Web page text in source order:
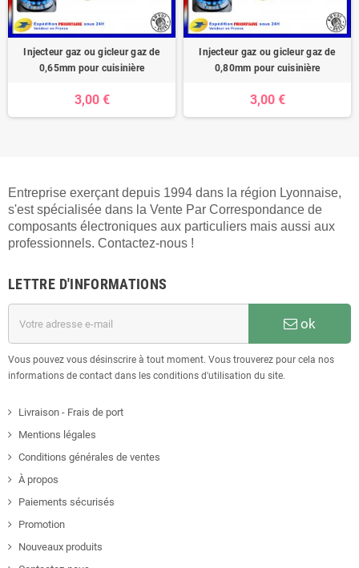
Injecteur gaz ou gicleur gaz de
0,65mm pour cuisinière
3,00 €
Injecteur gaz ou gicleur gaz de
0,80mm pour cuisinière
3,00 €
Entreprise exerçant depuis 1994 dans la région Lyonnaise,
s'est spécialisée dans la Vente Par Correspondance de
composants électroniques aux particuliers mais aussi aux
professionnels. Contactez-nous !
LETTRE D'INFORMATIONS
ok
Vous pouvez vous désinscrire à tout moment. Vous trouverez pour cela nos
informations de contact dans les conditions d'utilisation du site.
Livraison - Frais de port
Mentions légales
Conditions générales de ventes
À propos
Paiements sécurisés
Promotion
Nouveaux produits